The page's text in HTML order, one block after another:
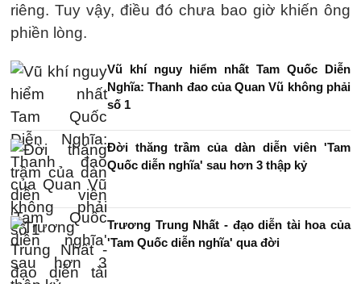
riêng. Tuy vậy, điều đó chưa bao giờ khiến ông
phiền lòng.
Vũ khí nguy hiểm nhất Tam Quốc Diễn
Nghĩa: Thanh đao của Quan Vũ không phải
số 1
Đời thăng trầm của dàn diễn viên 'Tam
Quốc diễn nghĩa' sau hơn 3 thập kỷ
Trương Trung Nhất - đạo diễn tài hoa của
'Tam Quốc diễn nghĩa' qua đời